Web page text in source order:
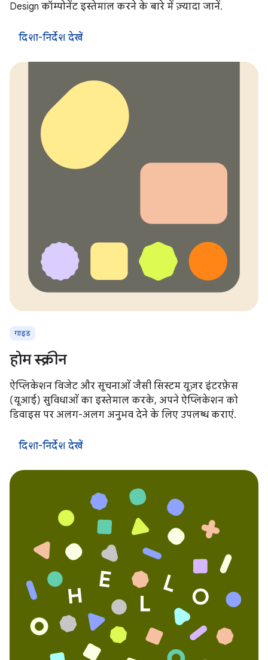
Design कॉम्पोनेंट इस्तेमाल करने के बारे में ज़्यादा जानें.
दिशा-निर्देश देखें
गाइड
होम स्क्रीन
ऐप्लिकेशन विजेट और सूचनाओं जैसी सिस्टम यूज़र इंटरफ़ेस
(यूआई) सुविधाओं का इस्तेमाल करके, अपने ऐप्लिकेशन को
डिवाइस पर अलग-अलग अनुभव देने के लिए उपलब्ध कराएं.
दिशा-निर्देश देखें